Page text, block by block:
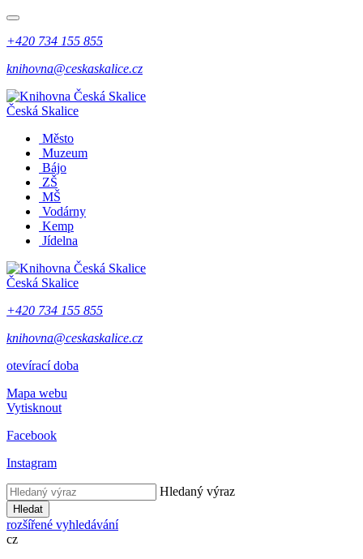
+420 734 155 855
knihovna@ceskaskalice.cz
Česká Skalice
Město
Muzeum
Bájo
ZŠ
MŠ
Vodárny
Kemp
Jídelna
Česká Skalice
+420 734 155 855
knihovna@ceskaskalice.cz
otevírací doba
Mapa webu
Vytisknout
Facebook
Instagram
Hledaný výraz
Hledat
rozšířené vyhledávání
cz